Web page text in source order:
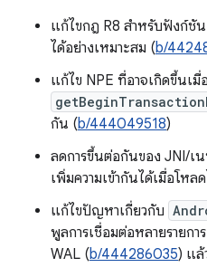
แก้ไขกฎ R8 สำหรับฟังก์ชั
ได้อย่างเหมาะสม (b/
แก้ไข NPE ที่อาจเกิดขึ้นเ
กัน (b/444049518)
ลดการขึ้นต่อกันของ JNI/เ
เพิ่มความเข้ากันได้เมื่อโหล
แก้ไขปัญหาเกี่ยวกับ
พูลการเชื่อมต่อหลายรายก
WAL (b/444286035) แล้